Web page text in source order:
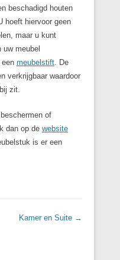
beschadigd houten
hoeft hiervoor geen
maar u kunt
uw meubel
meubelstift. De
verkrijgbaar waardoor
zit.
of
dan op de website
is er een
Kamer en Suite →